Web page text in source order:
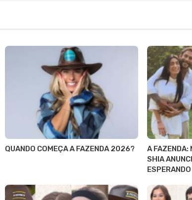
QUANDO COMEÇA A FAZENDA 2026?
A FAZENDA:
SHIA